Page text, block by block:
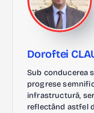
Doroftei
Sub conducerea
progrese
infrastructură,
reflectând astfel